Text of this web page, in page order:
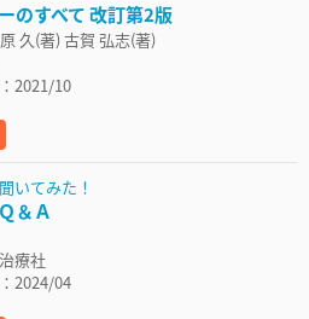
のすべて 改訂第2版
久(著) 古賀 弘志(著)
2021/10
いてみた！
＆Ａ
療社
2024/04